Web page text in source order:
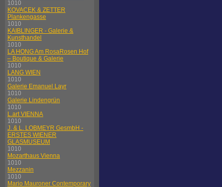
1010
KOVACEK & ZETTER
Plankengasse
1010
KAIBLINGER - Galerie &
Kunsthandel
1010
LA HONG Am RosaRosen Hof
– Boutique & Galerie
1010
LANG WIEN
1010
Galerie Emanuel Layr
1010
Galerie Lindengrün
1010
L.art VIENNA
1010
J. & L. LOBMEYR GesmbH -
ERSTES WIENER
GLASMUSEUM
1010
Mozarthaus Vienna
1010
Mezzanin
1010
Mario Mauroner Contemporary